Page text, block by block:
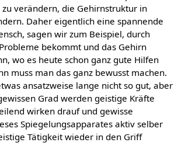
verändern, die Gehirnstruktur in
Daher eigentlich eine spannende
sagen wir zum Beispiel, durch
bekommt und das Gehirn
wo es heute schon ganz gute Hilfen
muss man das ganz bewusst machen.
ansatzweise lange nicht so gut, aber
Grad werden geistige Kräfte
wirken drauf und gewisse
Spiegelungsapparates aktiv selber
Tätigkeit wieder in den Griff